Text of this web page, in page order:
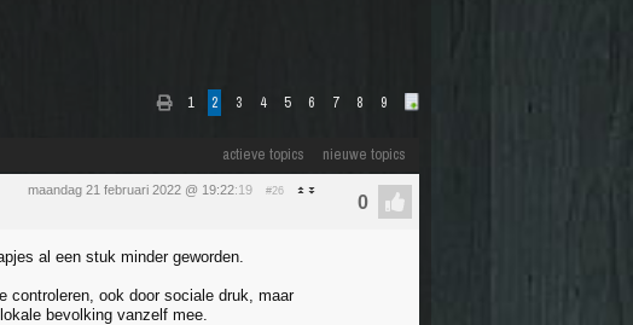
1 2 3 4 5 6 7 8 9
actieve topics nieuwe topics
maandag 21 februari 2022 @ 19:22:19 #26
al een stuk minder geworden.
controleren, ook door sociale druk, maar
bevolking vanzelf mee.